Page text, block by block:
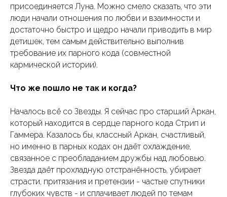
присоединяется Луна. Можно смело сказать, что эти
люди начали отношения по любви и взаимности и
достаточно быстро и щедро начали приводить в мир
детишек, тем самым действительно выполнив
требование их парного кода (совместной
кармической истории).
Что же пошло не так и когда?
Началось всё со Звезды. Я сейчас про старший Аркан,
который находится в сердце парного кода Стрип и
Гаммера. Казалось бы, классный Аркан, счастливый,
но именно в парных кодах он даёт охлаждение,
связанное с преобладанием дружбы над любовью.
Звезда даёт прохладную отстранённость, убирает
страсти, притязания и претензии - частые спутники
глубоких чувств - и сплачивает людей по темам